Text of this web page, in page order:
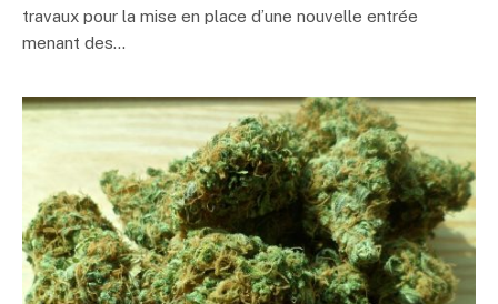
travaux pour la mise en place d’une nouvelle entrée
menant des…